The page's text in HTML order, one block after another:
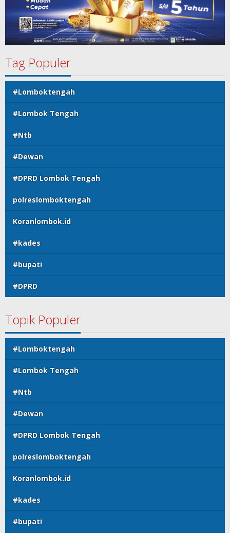
Tag Populer
#Lomboktengah
#Lombok Tengah
#Ntb
#Dewan
#DPRD Lombok Tengah
polreslomboktengah
Koranlombok.id
#kades
#bupati
#DPRD
Topik Populer
#Lomboktengah
#Lombok Tengah
#Ntb
#Dewan
#DPRD Lombok Tengah
polreslomboktengah
Koranlombok.id
#kades
#bupati